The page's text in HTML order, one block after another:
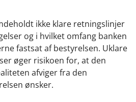
ikke klare retningslinjer
og i hvilket omfang banken
fastsat af bestyrelsen. Uklare
øger risikoen for, at den
afviger fra den
ønsker.